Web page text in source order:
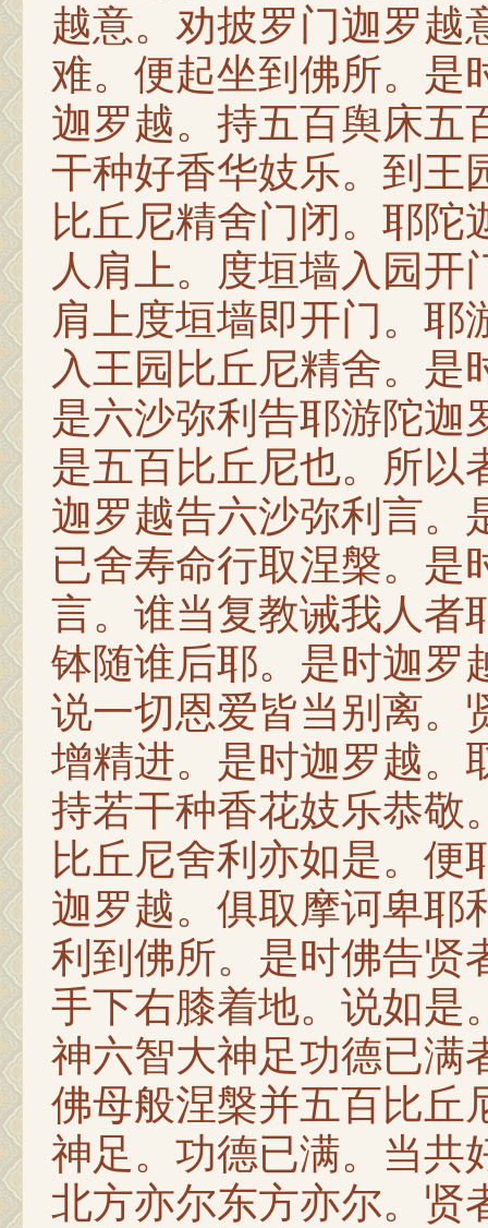
越意。劝披罗门迦罗越
难。便起坐到佛所。是
迦罗越。持五百舆床五
干种好香华妓乐。到王
比丘尼精舍门闭。耶陀
人肩上。度垣墙入园开
肩上度垣墙即开门。耶
入王园比丘尼精舍。是
是六沙弥利告耶游陀迦
是五百比丘尼也。所以
迦罗越告六沙弥利言。
已舍寿命行取涅槃。是
言。谁当复教诫我人者
钵随谁后耶。是时迦罗
说一切恩爱皆当别离。
增精进。是时迦罗越。
持若干种香花妓乐恭敬
比丘尼舍利亦如是。便
迦罗越。俱取摩诃卑耶
利到佛所。是时佛告贤
手下右膝着地。说如是
神六智大神足功德已满
佛母般涅槃并五百比丘
神足。功德已满。当共
北方亦尔东方亦尔。贤